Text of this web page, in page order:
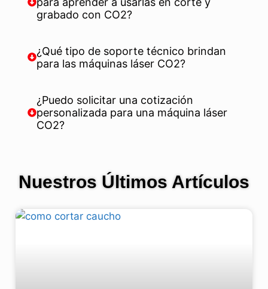
grabado con CO2?
¿Qué tipo de soporte técnico brindan
para las máquinas láser CO2?
¿Puedo solicitar una cotización
personalizada para una máquina láser
CO2?
Nuestros Últimos Artículos